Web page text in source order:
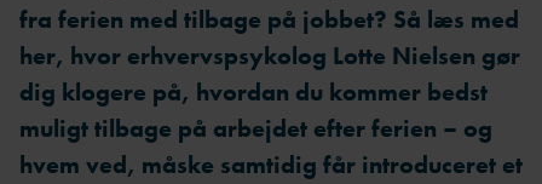
fra ferien med tilbage på jobbet? Så læs med
her, hvor erhvervspsykolog Lotte Nielsen gør
dig klogere på, hvordan du kommer bedst
muligt tilbage på arbejdet efter ferien – og
hvem ved, måske samtidig får introduceret et